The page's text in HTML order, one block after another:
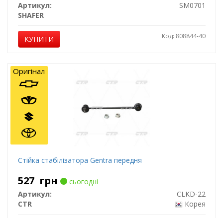
Артикул:
SM0701
SHAFER
КУПИТИ Код: 808844-40
Стійка стабілізатора Gentra передня
527 грн
сьогодні
Артикул:
CLKD-22
CTR
Корея
Оригінал